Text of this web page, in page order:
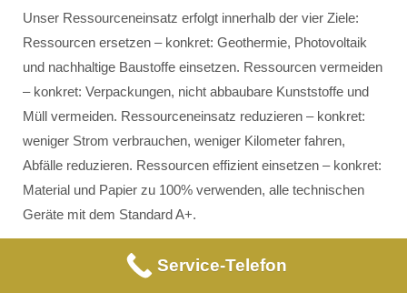
Unser Ressourceneinsatz erfolgt innerhalb der vier Ziele:
Ressourcen ersetzen – konkret: Geothermie, Photovoltaik
und nachhaltige Baustoffe einsetzen. Ressourcen vermeiden
– konkret: Verpackungen, nicht abbaubare Kunststoffe und
Müll vermeiden. Ressourceneinsatz reduzieren – konkret:
weniger Strom verbrauchen, weniger Kilometer fahren,
Abfälle reduzieren. Ressourcen effizient einsetzen – konkret:
Material und Papier zu 100% verwenden, alle technischen
Geräte mit dem Standard A+.
Service-Telefon